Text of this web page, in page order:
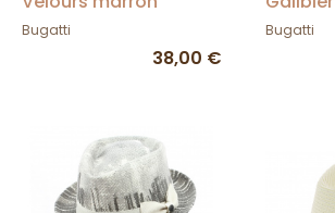
Bugatti
38,00 €
Bugatti